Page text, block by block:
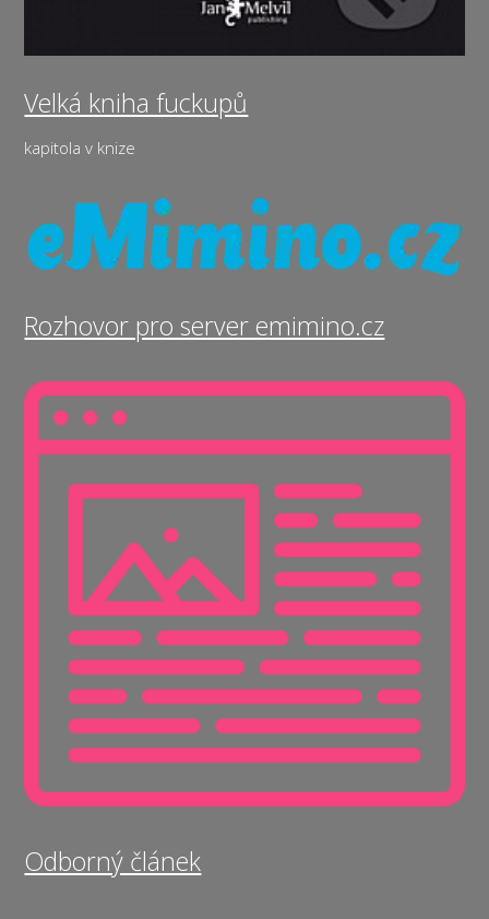
Velká kniha fuckupů
kapitola v knize
Rozhovor pro server emimino.cz
Odborný článek